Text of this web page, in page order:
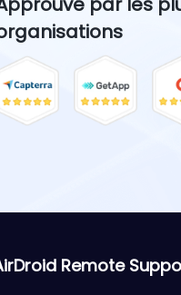
Remote